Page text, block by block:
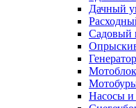
Дачный
Садовый
Насосы и